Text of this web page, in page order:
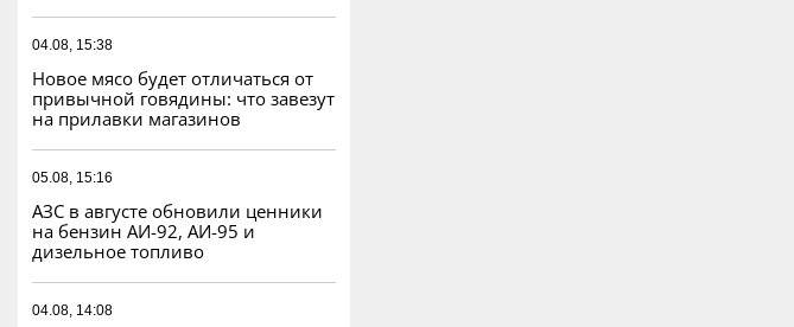
04.08, 15:38
Новое мясо будет отличаться от
привычной говядины: что завезут
на прилавки магазинов
05.08, 15:16
АЗС в августе обновили ценники
на бензин АИ-92, АИ-95 и
дизельное топливо
04.08, 14:08